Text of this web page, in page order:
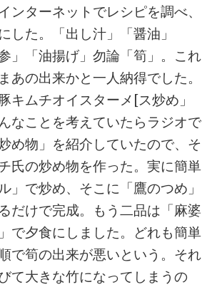
ターネットでレシピを調べ、
した。「出し汁」「醤油」
」「油揚げ」勿論「筍」。これ
の出来かと一人納得でした。
キムチオイスターメ[ス炒め」
なことを考えていたらラジオで
め物」を紹介していたので、そ
氏の炒め物を作った。実に簡単
で炒め、そこに「鷹のつめ」
だけで完成。もう二品は「麻婆
で夕食にしました。どれも簡単
で筍の出来が悪いという。それ
て大きな竹になってしまうの